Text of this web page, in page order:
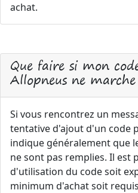
achat.
Que faire si mon
Allopneus ne
Si vous rencontrez un
tentative d'ajout d'un code
indique généralement que
ne sont pas remplies. Il est
d'utilisation du code soit
minimum d'achat soit